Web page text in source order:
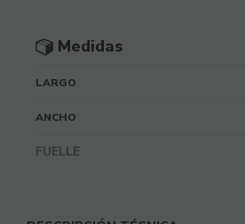
Medidas
LARGO
ANCHO
FUELLE